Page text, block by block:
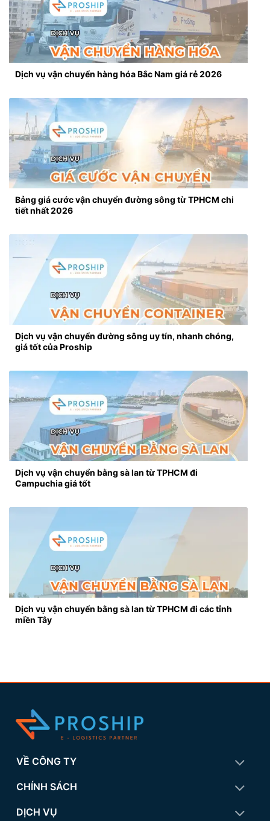
Dịch vụ vận chuyển hàng hóa Bắc Nam giá rẻ 2026
Bảng giá cước vận chuyển đường sông từ TPHCM chi
tiết nhất 2026
Dịch vụ vận chuyển đường sông uy tín, nhanh chóng,
giá tốt của Proship
Dịch vụ vận chuyển bằng sà lan từ TPHCM đi
Campuchia giá tốt
Dịch vụ vận chuyển bằng sà lan từ TPHCM đi các tỉnh
miền Tây
VỀ CÔNG TY
CHÍNH SÁCH
DỊCH VỤ